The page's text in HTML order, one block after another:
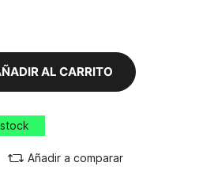
AL CARRITO
Añadir a comparar